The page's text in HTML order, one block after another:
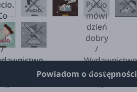
Powiadom o dostępności